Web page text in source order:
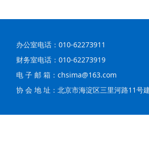
办公室电话：010-62273911
财务室电话：010-62273919
电 子 邮 箱：chsima@163.com
协 会 地 址：北京市海淀区三里河路11号